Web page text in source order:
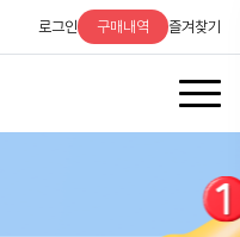
로그인 구매내역 즐겨찾기